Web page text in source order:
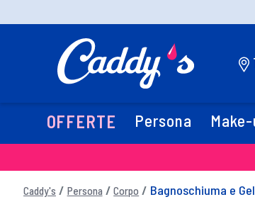
OFFERTE Persona
Caddy's Persona Corpo Bagnoschiuma e